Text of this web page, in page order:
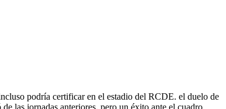
podría certificar en el estadio del RCDE. el duelo de
las jornadas anteriores, pero un éxito ante el cuadro